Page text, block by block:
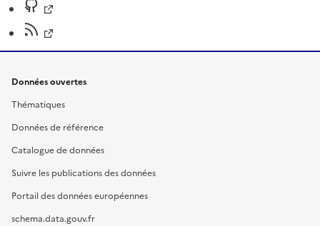
Données ouvertes
Thématiques
Données de référence
Catalogue de données
Suivre les publications des données
Portail des données européennes
schema.data.gouv.fr